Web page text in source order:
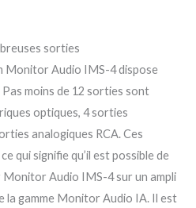
sorties
Monitor Audio IMS-4 dispose
moins de 12 sorties sont
optiques, 4 sorties
analogiques RCA. Ces
qui signifie qu’il est possible de
Audio IMS-4 sur un ampli
la gamme Monitor Audio IA. Il est